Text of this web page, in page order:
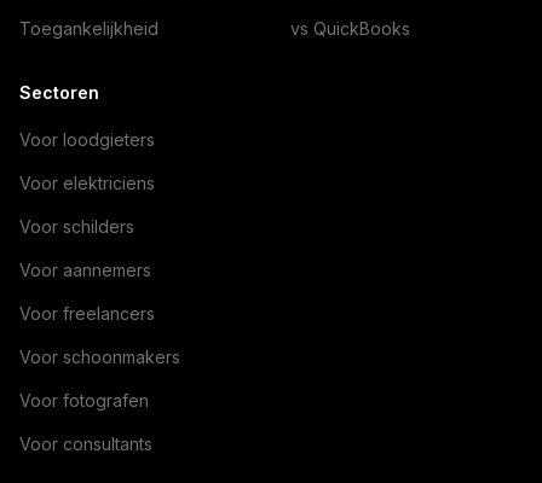
Toegankelijkheid vs QuickBooks
Sectoren
Voor loodgieters
Voor elektriciens
Voor schilders
Voor aannemers
Voor freelancers
Voor schoonmakers
Voor fotografen
Voor consultants